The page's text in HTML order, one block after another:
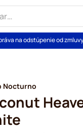
na odstúpenie od zmluvy
Nocturno